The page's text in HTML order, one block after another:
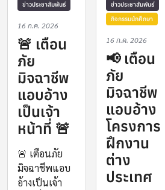
sites/liberalarts/files/styles/
ข่าวประชาสัมพันธ์
16 ก.ค. 2026
🚨 เตือน
ภัย
มิจฉาชีพ
แอบอ้าง
เป็นเจ้า
หน้าที่ 🚨
🚨 เตือนภัย
มิจฉาชีพแอบ
อ้างเป็นเจ้า
ข่าวประชาสัมพันธ์
กิจกรรมนักศึกษา
16 ก.ค. 2026
📢 เตือน
ภัย
มิจฉาชีพ
แอบอ้าง
โครงการ
ฝึกงาน
ต่าง
ประเทศ